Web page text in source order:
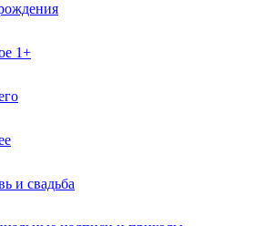
1+
и свадьба